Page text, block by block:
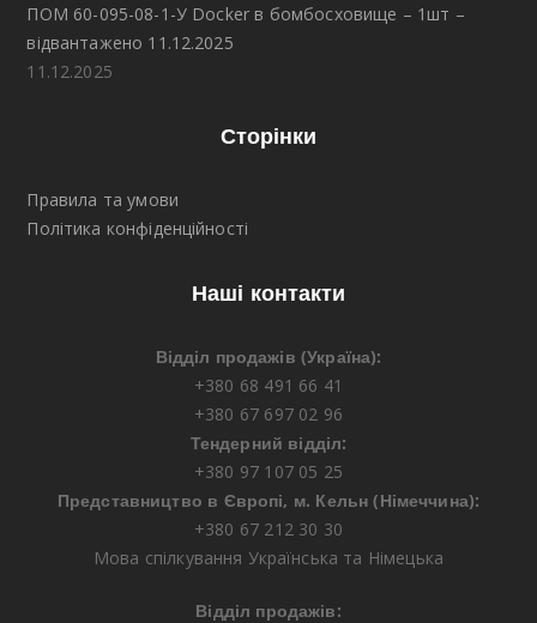
ПОМ 60-095-08-1-У Docker в бомбосховище – 1шт –
відвантажено 11.12.2025
11.12.2025
Сторінки
Правила та умови
Політика конфіденційності
Наші контакти
Відділ продажів (Україна):
+380 68 491 66 41
+380 67 697 02 96
Тендерний відділ:
+380 97 107 05 25
Представництво в Європі, м. Кельн (Німеччина):
+380 67 212 30 30
Мова спілкування Українська та Німецька
Відділ продажів: